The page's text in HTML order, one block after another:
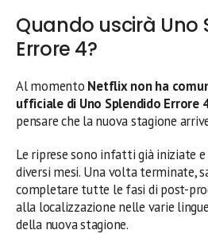
Quando uscirà Uno
Errore 4?
Al momento Netflix non ha
ufficiale di Uno Splendido Errore
pensare che la nuova stagione
Le riprese sono infatti già iniziate
diversi mesi. Una volta terminate,
completare tutte le fasi di post-
alla localizzazione nelle varie
della nuova stagione.